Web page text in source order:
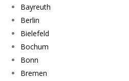
Bayreuth
Berlin
Bielefeld
Bochum
Bonn
Bremen